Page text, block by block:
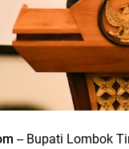
-- Bupati Lombok